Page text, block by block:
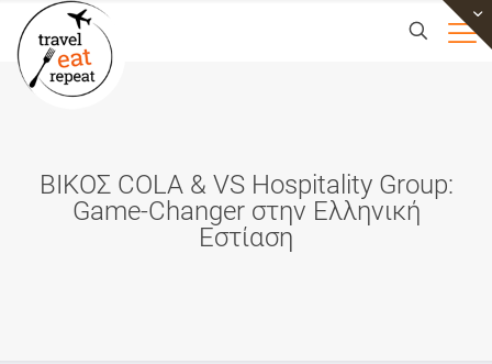
ΒΙΚΟΣ COLA & VS Hospitality Group:
Game-Changer στην Ελληνική
Εστίαση